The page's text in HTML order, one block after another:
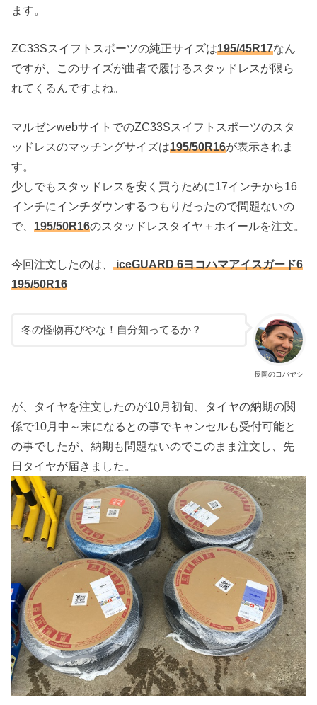
ます。
ZC33Sスイフトスポーツの純正サイズは195/45R17なん
ですが、このサイズが曲者で履けるスタッドレスが限ら
れてくるんですよね。
マルゼンwebサイトでのZC33Sスイフトスポーツのスタ
ッドレスのマッチングサイズは195/50R16が表示されま
す。
少しでもスタッドレスを安く買うために17インチから16
インチにインチダウンするつもりだったので問題ないの
で、195/50R16のスタッドレスタイヤ＋ホイールを注文。
今回注文したのは、iceGUARD 6ヨコハマアイスガード6
195/50R16
長岡のコバヤシ
冬の怪物再びやな！自分知ってるか？
が、タイヤを注文したのが10月初旬、タイヤの納期の関
係で10月中～末になるとの事でキャンセルも受付可能と
の事でしたが、納期も問題ないのでこのまま注文し、先
日タイヤが届きました。